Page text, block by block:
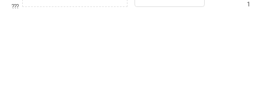
???
1